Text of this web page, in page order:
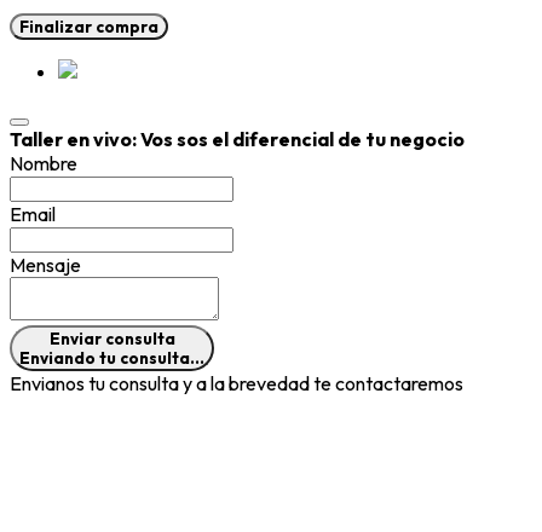
Finalizar compra
Taller en vivo: Vos sos el diferencial de tu negocio
Nombre
Email
Mensaje
Enviar consulta
Enviando tu consulta...
Envianos tu consulta y a la brevedad te contactaremos